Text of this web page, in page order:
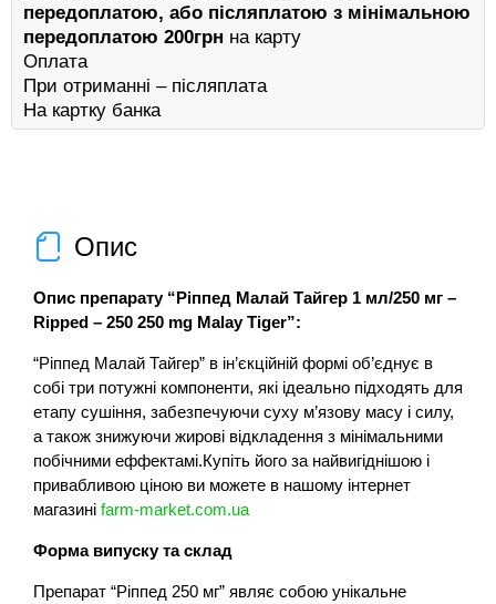
передоплатою, або післяплатою з мінімальною
передоплатою 200грн на карту
Оплата
При отриманні – післяплата
На картку банка
Опис
Опис препарату “Ріппед Малай Тайгер 1 мл/250 мг –
Ripped – 250 250 mg Malay Tiger”:
“Ріппед Малай Тайгер” в ін’єкційній формі об’єднує в
собі три потужні компоненти, які ідеально підходять для
етапу сушіння, забезпечуючи суху м’язову масу і силу,
а також знижуючи жирові відкладення з мінімальними
побічними еффектамі.Купіть його за найвигіднішою і
привабливою ціною ви можете в нашому інтернет
магазині farm-market.com.ua
Форма випуску та склад
Препарат “Ріппед 250 мг” являє собою унікальне